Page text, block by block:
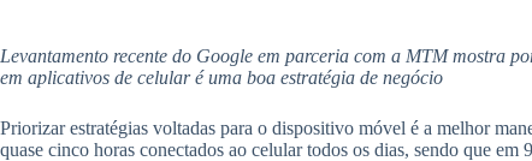
Levantamento recente do Google em parceria com a MTM mostra
em aplicativos de celular é uma boa estratégia de negócio
Priorizar estratégias voltadas para o dispositivo móvel é a melhor
quase cinco horas conectados ao celular todos os dias, sendo que